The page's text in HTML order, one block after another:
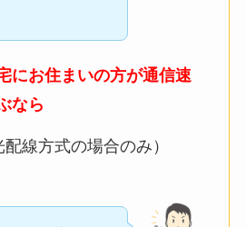
にお住まいの方が通信速
なら
配線方式の場合のみ）